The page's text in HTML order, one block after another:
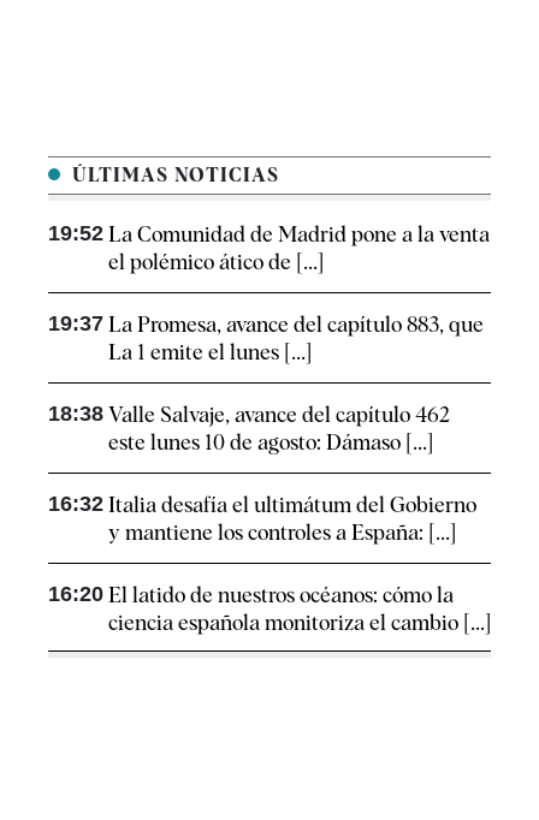
ÚLTIMAS NOTICIAS
19:52 La Comunidad de Madrid pone a la venta
el polémico ático de [...]
19:37 La Promesa, avance del capítulo 883, que
La 1 emite el lunes [...]
18:38 Valle Salvaje, avance del capítulo 462
este lunes 10 de agosto: Dámaso [...]
16:32 Italia desafía el ultimátum del Gobierno
y mantiene los controles a España: [...]
16:20 El latido de nuestros océanos: cómo la
ciencia española monitoriza el cambio [...]